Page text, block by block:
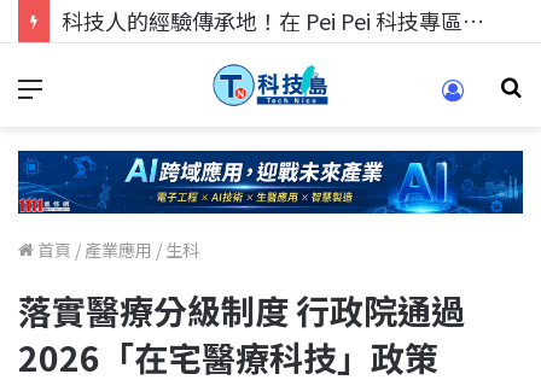
科技人的經驗傳承地！在 Pei Pei 科技專區，與學弟妹交流最硬核的技術
首頁 / 產業應用 / 生科
落實醫療分級制度 行政院通過
2026「在宅醫療科技」政策